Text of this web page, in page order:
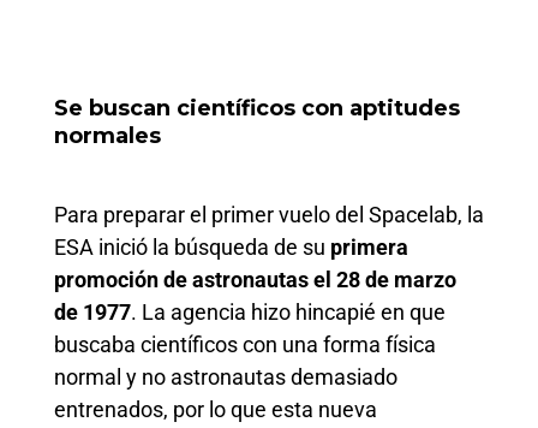
Se buscan científicos con aptitudes
normales
Para preparar el primer vuelo del Spacelab, la
ESA inició la búsqueda de su primera
promoción de astronautas el 28 de marzo
de 1977. La agencia hizo hincapié en que
buscaba científicos con una forma física
normal y no astronautas demasiado
entrenados, por lo que esta nueva